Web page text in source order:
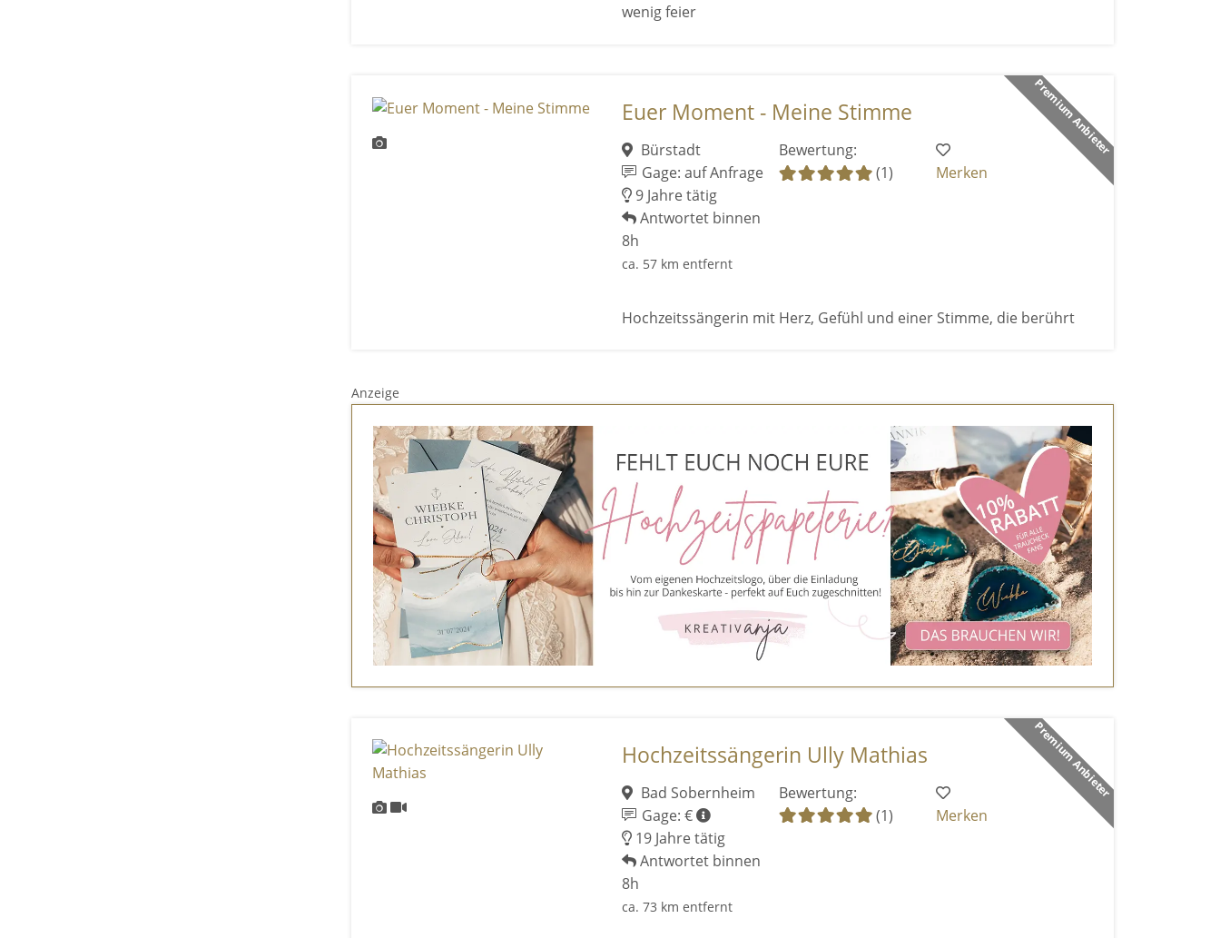
wenig feier
Premium Anbieter
Euer Moment - Meine Stimme
Bürstadt
Gage: auf Anfrage
9 Jahre tätig
Antwortet binnen
8h
ca. 57 km entfernt
Bewertung:
(1)
Merken
Hochzeitssängerin mit Herz, Gefühl und einer Stimme, die berührt
Anzeige
Premium Anbieter
Hochzeitssängerin Ully Mathias
Bad Sobernheim
Gage: €
19 Jahre tätig
Antwortet binnen
8h
ca. 73 km entfernt
Bewertung:
(1)
Merken